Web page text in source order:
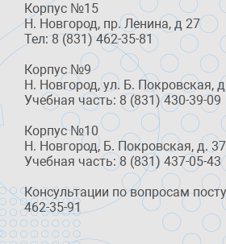
Корпус №15
Н. Новгород, пр. Ленина, д 27
Тел: 8 (831) 462-35-81
Корпус №9
Н. Новгород, ул. Б. Покровская,
Учебная часть: 8 (831) 430-39-09
Корпус №10
Н. Новгород, Б. Покровская, д. 37
Учебная часть: 8 (831) 437-05-43
Консультации по вопросам
462-35-91